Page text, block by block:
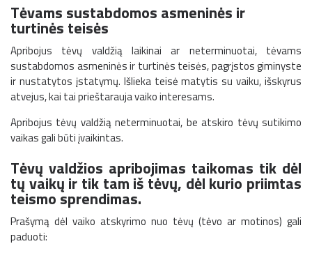
Tėvams sustabdomos asmeninės ir
turtinės teisės
Apribojus tėvų valdžią laikinai ar neterminuotai, tėvams
sustabdomos asmeninės ir turtinės teisės, pagrįstos giminyste
ir nustatytos įstatymų. Išlieka teisė matytis su vaiku, išskyrus
atvejus, kai tai prieštarauja vaiko interesams.
Apribojus tėvų valdžią neterminuotai, be atskiro tėvų sutikimo
vaikas gali būti įvaikintas.
Tėvų valdžios apribojimas taikomas tik dėl
tų vaikų ir tik tam iš tėvų, dėl kurio priimtas
teismo sprendimas.
Prašymą dėl vaiko atskyrimo nuo tėvų (tėvo ar motinos) gali
paduoti: